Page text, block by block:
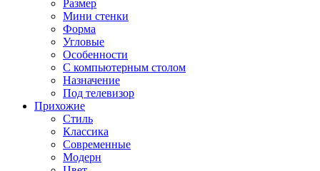
Размер
Мини стенки
Форма
Угловые
Особенности
С компьютерным столом
Назначение
Под телевизор
Прихожие
Стиль
Классика
Современные
Модерн